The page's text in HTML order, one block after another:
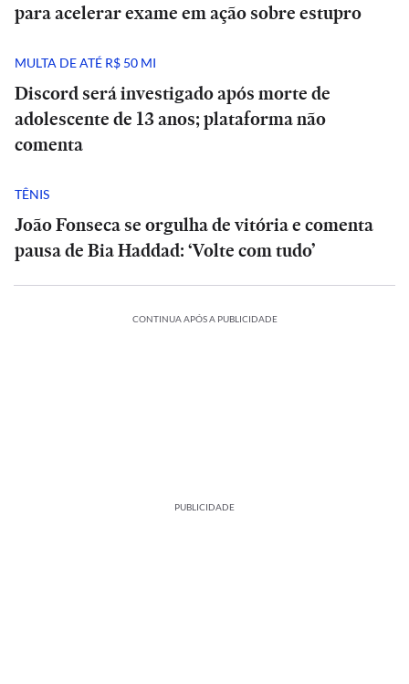
para acelerar exame em ação sobre estupro
MULTA DE ATÉ R$ 50 MI
Discord será investigado após morte de
adolescente de 13 anos; plataforma não
comenta
TÊNIS
João Fonseca se orgulha de vitória e comenta
pausa de Bia Haddad: ‘Volte com tudo’
CONTINUA APÓS A PUBLICIDADE
PUBLICIDADE